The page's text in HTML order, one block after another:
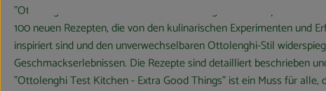
"Ottolenghi Test Kitchen - Extra Good Things" ist ein
100 neuen Rezepten, die von den kulinarischen Experimenten und
inspiriert sind und den unverwechselbaren Ottolenghi-Stil
Geschmackserlebnissen. Die Rezepte sind detailliert beschrieben
"Ottolenghi Test Kitchen - Extra Good Things" ist ein Muss für